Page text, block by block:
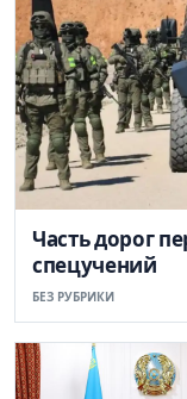
Часть дорог
спецучений
БЕЗ РУБРИКИ